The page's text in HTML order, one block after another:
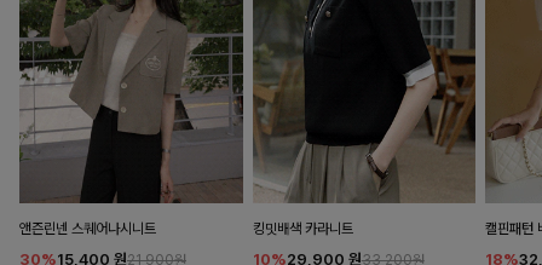
앤즌린넨 스퀘어나시니트
30%15,400 원21,900원
킹밋배색 카라니트
10%29,900 원33,200원
캘핀패턴
18%